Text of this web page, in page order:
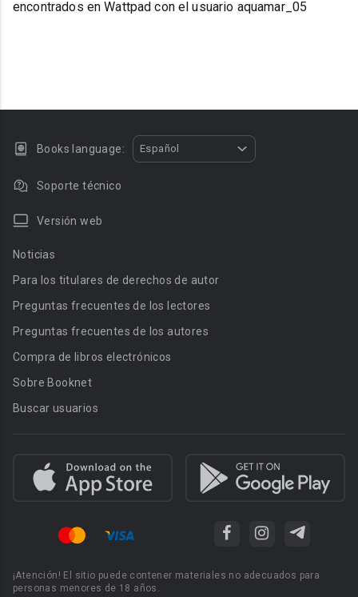
encontrados en Wattpad con el usuario aquamar_05
Books language: Español
Soporte técnico
Versión web
Noticias
Para los titulares de derechos de autor
Preguntas frecuentes de los lectores
Preguntas frecuentes de los autores
Compra de libros electrónicos
Sobre Booknet
Buscar usuarios
¡Atención! El sitio puede contener materiales no adecuados para
personas menores de 18 años.